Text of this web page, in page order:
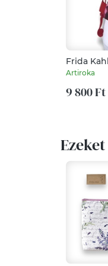
Frida
hátizsák -
Artiroka
9 800 Ft